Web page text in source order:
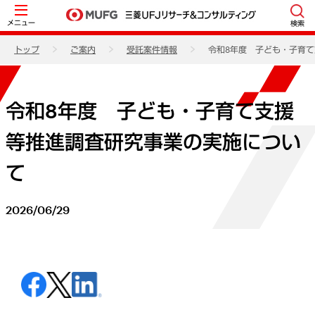
メニュー 検索
トップ ご案内 受託案件情報 令和8年度 子ども・子育て
令和8年度 子ども・子育て支援
等推進調査研究事業の実施につい
て
2026/06/29